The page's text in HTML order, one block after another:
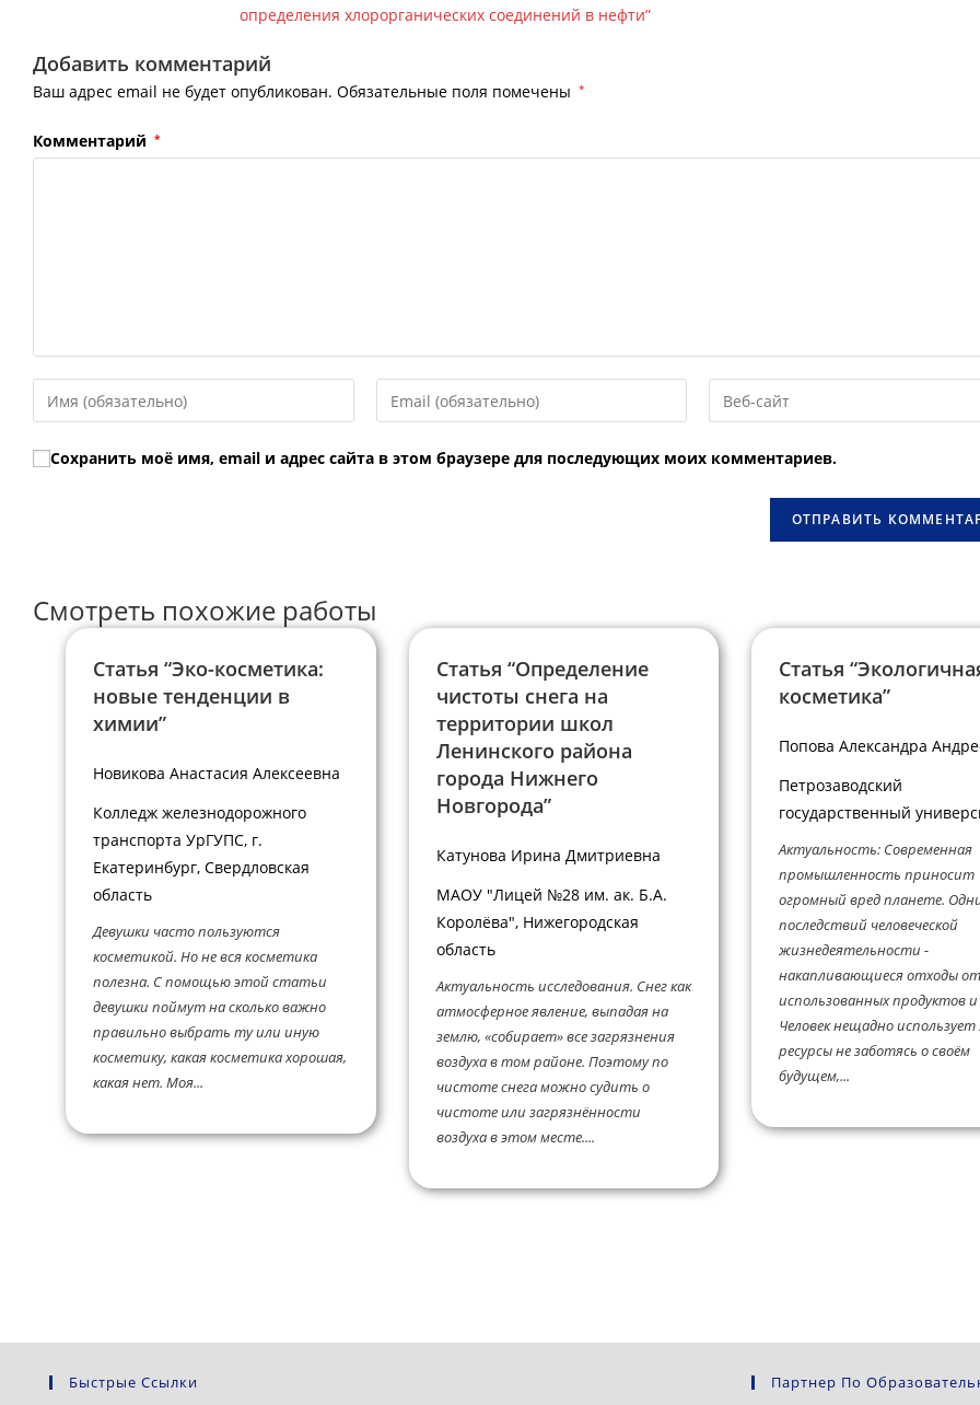
определения хлорорганических соединений в нефти”
Добавить комментарий
Ваш адрес email не будет опубликован. Обязательные поля помечены *
Комментарий *
Введите
свое
имя
или
Введите
свой
Введите
URL
(необязательно)
Сохранить моё имя, email и адрес сайта в этом браузере для последующих моих комментариев.
Смотреть похожие работы
Статья “Эко-косметика:
новые тенденции в
химии”
Новикова Анастасия Алексеевна
Колледж железнодорожного
транспорта УрГУПС, г.
Екатеринбург, Свердловская
область
Девушки часто пользуются
косметикой. Но не вся косметика
полезна. С помощью этой статьи
девушки поймут на сколько важно
правильно выбрать ту или иную
косметику, какая косметика хорошая,
какая нет. Моя...
Статья “Определение
чистоты снега на
территории школ
Ленинского района
города Нижнего
Новгорода”
Катунова Ирина Дмитриевна
МАОУ "Лицей №28 им. ак. Б.А.
Королёва", Нижегородская
область
Актуальность исследования. Снег как
атмосферное явление, выпадая на
землю, «собирает» все загрязнения
воздуха в том районе. Поэтому по
чистоте снега можно судить о
чистоте или загрязнённости
воздуха в этом месте....
Статья
косметика”
Попова Александра
Петрозаводский
государственный
Актуальность: Современная
промышленность приносит
огромный вред планете.
последствий человеческой
жизнедеятельности -
накапливающиеся отходы от
использованных продуктов
Человек нещадно
ресурсы не заботясь о своём
будущем,...
Быстрые Ссылки Партнер По